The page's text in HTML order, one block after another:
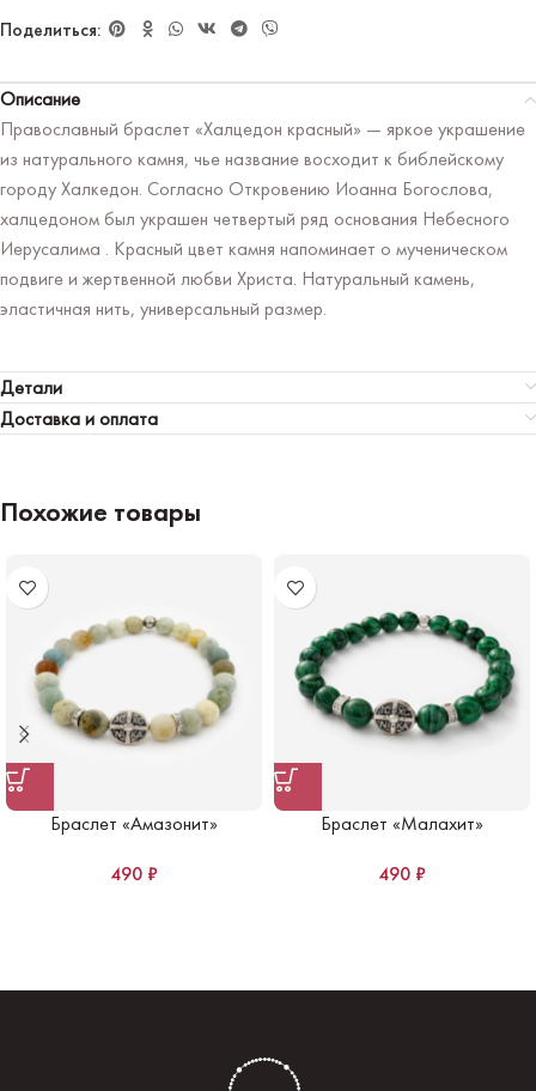
Поделиться:
Описание
Православный браслет «Халцедон красный» — яркое украшение
из натурального камня, чье название восходит к библейскому
городу Халкедон. Согласно Откровению Иоанна Богослова,
халцедоном был украшен четвертый ряд основания Небесного
Иерусалима . Красный цвет камня напоминает о мученическом
подвиге и жертвенной любви Христа. Натуральный камень,
эластичная нить, универсальный размер.
Детали
Доставка и оплата
Похожие товары
Браслет «Амазонит»
490 ₽
Браслет «Малахит»
490 ₽